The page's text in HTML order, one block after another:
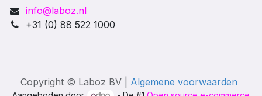
info@laboz.nl
+31 (0) 88 522 1000
Copyright © Laboz BV | Algemene voorwaarden